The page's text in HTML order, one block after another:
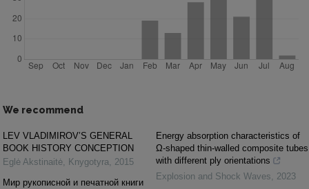
We recommend
LEV VLADIMIROV’S GENERAL
BOOK HISTORY CONCEPTION
Eglė Akstinaitė, Knygotyra, 2015
Мир рукописной и печатной книги
Energy absorption characteristics of
Ω-shaped thin-walled composite tubes
with different ply orientations
Explosion and Shock Waves, 2023